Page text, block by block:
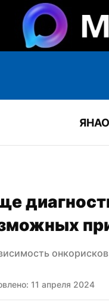
ЯНАО
онкорисков
11 апреля 2024